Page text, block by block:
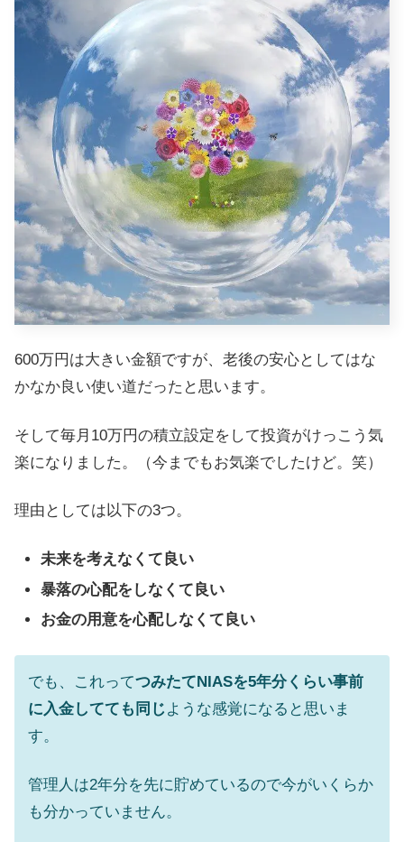
600万円は大きい金額ですが、老後の安心としてはな
かなか良い使い道だったと思います。
そして毎月10万円の積立設定をして投資がけっこう気
楽になりました。（今までもお気楽でしたけど。笑）
理由としては以下の3つ。
未来を考えなくて良い
暴落の心配をしなくて良い
お金の用意を心配しなくて良い
でも、これってつみたてNIASを5年分くらい事前
に入金してても同じ ような感覚になると思いま
す。
管理人は2年分を先に貯めているので今がいくらか
も分かっていません。